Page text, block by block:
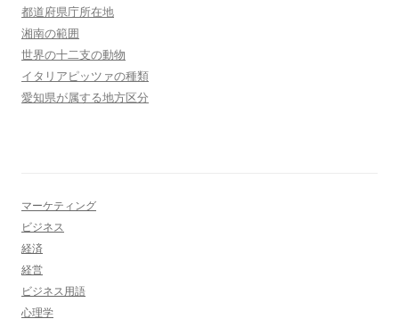
都道府県庁所在地
湘南の範囲
世界の十二支の動物
イタリアピッツァの種類
愛知県が属する地方区分
マーケティング
ビジネス
経済
経営
ビジネス用語
心理学